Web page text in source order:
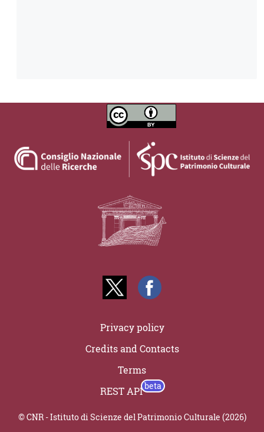
Privacy policy
Credits and Contacts
Terms
REST API
© CNR - Istituto di Scienze del Patrimonio Culturale (2026)